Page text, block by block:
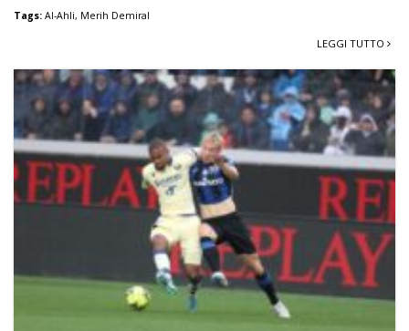
Tags: Al-Ahli, Merih Demiral
LEGGI TUTTO